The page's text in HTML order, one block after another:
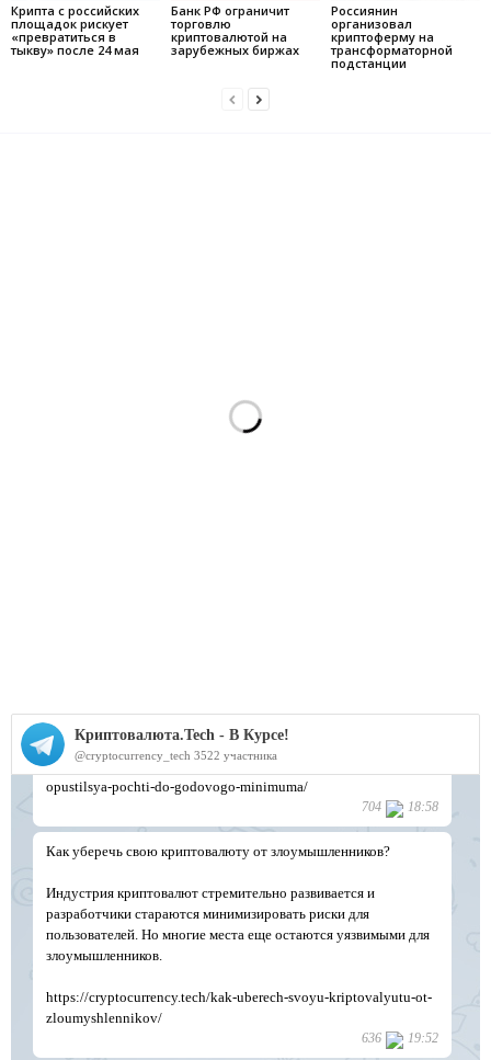
Крипта с российских
площадок рискует
«превратиться в
тыкву» после 24 мая
Банк РФ ограничит
торговлю
криптовалютой на
зарубежных биржах
Россиянин
организовал
криптоферму на
трансформаторной
подстанции